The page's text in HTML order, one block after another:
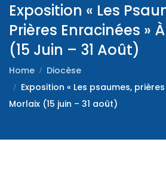
Exposition « Les
Prières Enracinées »
(15 Juin – 31 Août)
Home
Diocèse
Exposition « Les psaumes,
Morlaix (15 juin – 31 août)